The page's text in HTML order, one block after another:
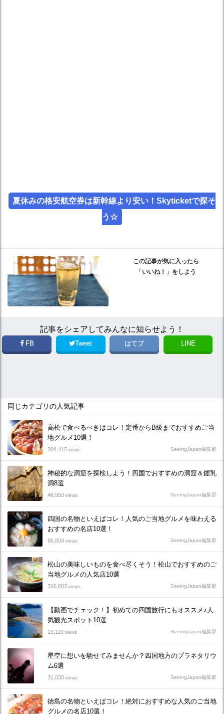
夏休みの格安航空券は新幹線より安い！Skyticketで探そ
う☆
この記事が気に入ったら
「いいね！」をしよう
記事をシェアしてみんなに知らせよう！
FB Tweet はてブ LINE
同じカテゴリの人気記事
高松で食べるべきはコレ！定番からB級までおすすめご当
地グルメ10選！
304,415views SeeingJapan編集部
神秘的な洞窟を探検しよう！四国でおすすめの洞窟＆鍾乳
洞8選
46,950views SeeingJapan編集部
四国の名物といえばコレ！人気のご当地グルメを味わえる
おすすめの名店10選！
86,804views SeeingJapan編集部
松山の美味しいものを食べ尽くそう！松山でおすすめのご
当地グルメの人気店10選
316,003views SeeingJapan編集部
【動画でチェック！】初めての四国旅行にもオススメ♪人
気観光スポット10選
13,110views SeeingJapan編集部
星空に想いを馳せてみませんか？四国地方のプラネタリウ
ム6選
31,030views SeeingJapan編集部
徳島の名物といえばコレ！絶対におすすめな人気のご当地
グルメの名店10選！